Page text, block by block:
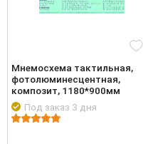
Мнемосхема тактильная,
фотолюминесцентная,
композит, 1180*900мм
Под заказ 3 дня